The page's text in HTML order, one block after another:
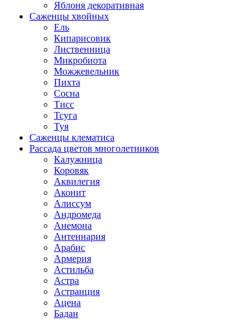
Яблоня декоративная
Саженцы хвойных
Ель
Кипарисовик
Лиственница
Микробиота
Можжевельник
Пихта
Сосна
Тисс
Тсуга
Туя
Саженцы клематиса
Рассада цветов многолетников
Калужница
Коровяк
Аквилегия
Аконит
Алиссум
Андромеда
Анемона
Антеннария
Арабис
Армерия
Астильба
Астра
Астранция
Ацена
Бадан